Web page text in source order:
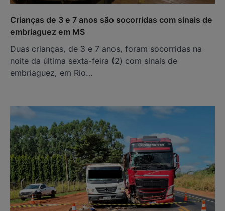
Crianças de 3 e 7 anos são socorridas com sinais de
embriaguez em MS
Duas crianças, de 3 e 7 anos, foram socorridas na
noite da última sexta-feira (2) com sinais de
embriaguez, em Rio…